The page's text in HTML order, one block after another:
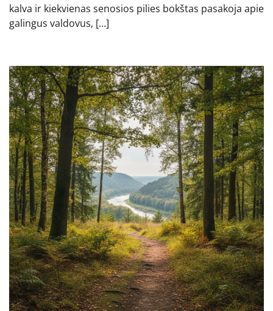
kalva ir kiekvienas senosios pilies bokštas pasakoja apie
galingus valdovus, […]